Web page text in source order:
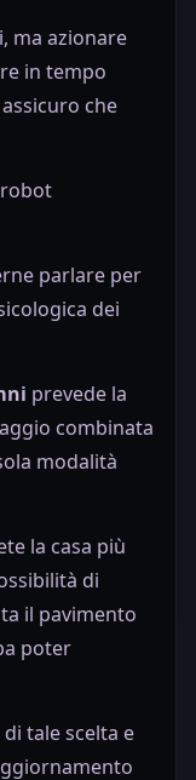
ma azionare
in tempo
che
parlare per
dei
prevede la
combinata
modalità
la casa più
di
il pavimento
poter
tale scelta e